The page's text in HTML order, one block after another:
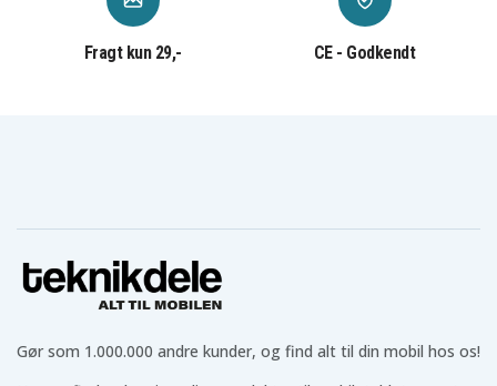
Fragt kun 29,- CE - Godkendt
Gør som 1.000.000 andre kunder, og find alt til din mobil hos os!